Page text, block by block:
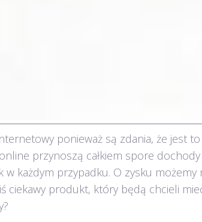
ponieważ są zdania, że jest
przynoszą całkiem spore
w każdym przypadku. O zysku
ciekawy produkt, który będą chcieli